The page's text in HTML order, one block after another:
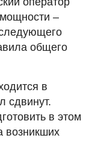
–
общего
в
сдвинут.
в этом
возникших